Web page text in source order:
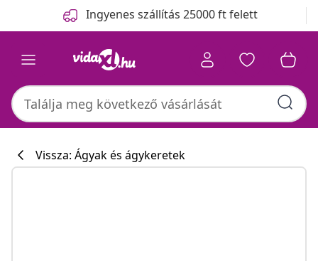
Ingyenes szállítás 25000 ft felett
Vissza: Ágyak és ágykeretek